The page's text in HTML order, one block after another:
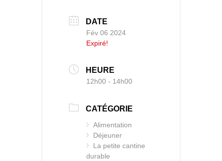
DATE
Fév 06 2024
Expiré!
HEURE
12h00 - 14h00
CATÉGORIE
Alimentation
Déjeuner
La petite cantine
durable